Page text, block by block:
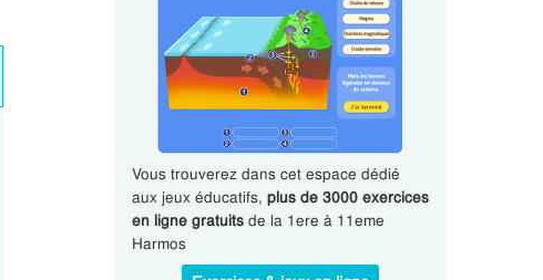
Vous trouverez dans cet espace dédié
aux jeux éducatifs, plus de 3000 exercices
en ligne gratuitsde la 1ere à 11eme
Harmos